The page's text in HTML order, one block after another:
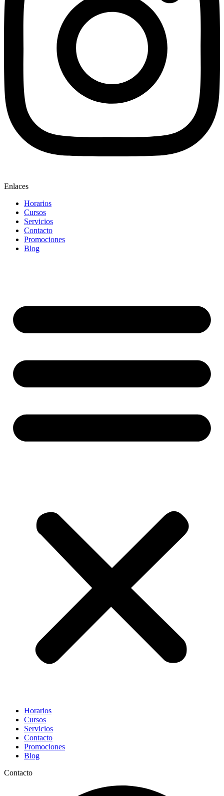
Enlaces
Horarios
Cursos
Servicios
Contacto
Promociones
Blog
Horarios
Cursos
Servicios
Contacto
Promociones
Blog
Contacto